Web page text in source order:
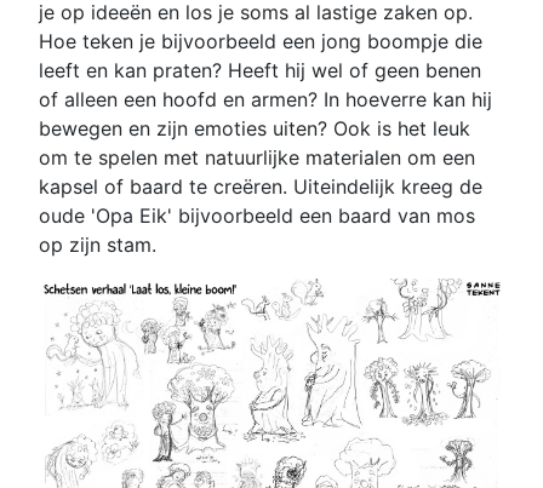
je op ideeën en los je soms al lastige zaken op.
Hoe teken je bijvoorbeeld een jong boompje die
leeft en kan praten? Heeft hij wel of geen benen
of alleen een hoofd en armen? In hoeverre kan hij
bewegen en zijn emoties uiten? Ook is het leuk
om te spelen met natuurlijke materialen om een
kapsel of baard te creëren. Uiteindelijk kreeg de
oude 'Opa Eik' bijvoorbeeld een baard van mos
op zijn stam.